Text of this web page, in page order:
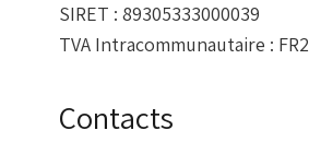
SIRET : 89305333000039
TVA Intracommunautaire :
Contacts